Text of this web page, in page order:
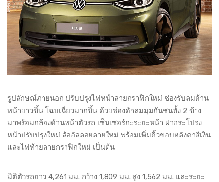
รูปลักษณ์ภายนอก ปรับปรุงไฟหน้าลายกราฟิกใหม่ ช่องรับลมด้าน
หน้ายาวขึ้น โฉบเฉี่ยวมากขึ้น ด้วยช่องดักลมมุมกันชนทั้ง 2 ข้าง
มาพร้อมกล้องด้านหน้าตัวรถ เซ็นเซอร์กะระยะหน้า ฝากระโปรง
หน้าปรับปรุงใหม่ ล้ออัลลอยลายใหม่ พร้อมเพิ่มคิ้วขอบหลังคาสีเงิน
และไฟท้ายลายกราฟิกใหม่ เป็นต้น
มิติตัวรถยาว 4,261 มม. กว้าง 1,809 มม. สูง 1,562 มม. และระยะ